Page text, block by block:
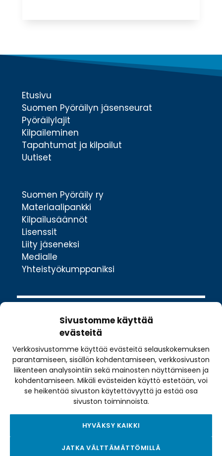
Sivustomme käyttää
evästeitä
Verkkosivustomme käyttää evästeitä selauskokemuksen
parantamiseen, sisällön kohdentamiseen, verkkosivuston
liikenteen analysointiin sekä mainosten näyttämiseen ja
kohdentamiseen. Mikäli evästeiden käyttö estetään, voi
se heikentää sivuston käytettävyyttä ja estää osa
sivuston toiminnoista.
HYVÄKSY KAIKKI
JATKA VÄLTTÄMÄTTÖMILLÄ
Etusivu
Suomen Pyöräilyn jäsenseurat
Pyöräilylajit
Kilpaileminen
Tapahtumat ja kilpailut
Uutiset
Suomen Pyöräily ry
Materiaalipankki
Kilpailusäännöt
Lisenssit
Liity jäseneksi
Medialle
Yhteistyökumppaniksi
Valimotie 10
00380 Helsinki
toimisto@pyoraily.fi
+358 50 516 9590
Tietosuojaseloste